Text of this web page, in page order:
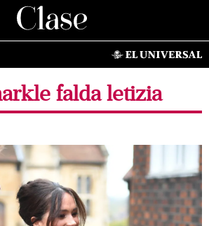
falda letizia